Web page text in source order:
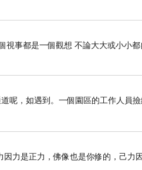
視事都是一個觀想 不論大大或小小
呢，如遇到。一個園區的工作人員撿
力是正力，佛像也是你修的，己力